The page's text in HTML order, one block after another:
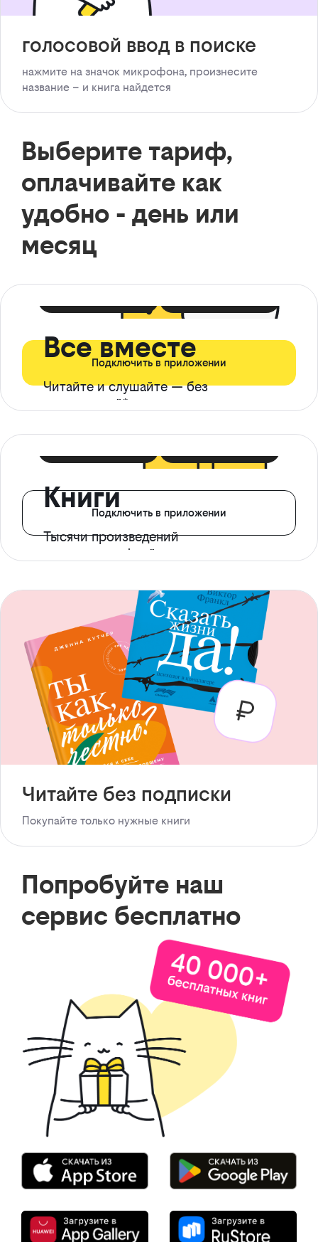
голосовой ввод в поиске
нажмите на значок микрофона, произнесите
название – и книга найдется
Выберите тариф,
оплачивайте как
удобно - день или
месяц
Все вместе
Читайте и слушайте — без
ограничений*
Подключить в приложении
Книги
Тысячи произведений
с доступом офлайн
Подключить в приложении
Читайте без подписки
Покупайте только нужные книги
Попробуйте наш
сервис бесплатно